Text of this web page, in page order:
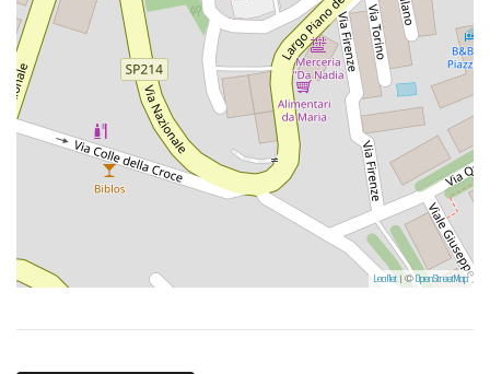
Leaflet | ©OpenStreetMap